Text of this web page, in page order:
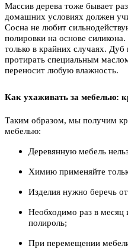
Массив дерева тоже бывает
домашних условиях должен
Сосна не любит
полировки на основе
только в крайних случаях.
протирать специальным
переносит любую влажность.
Как ухаживать за мебелью:
Таким образом, мы получим
мебелью:
Деревянную мебель
Химию применяйте
Изделия нужно беречь
Необходимо раз в месяц
полироль;
При перемещении